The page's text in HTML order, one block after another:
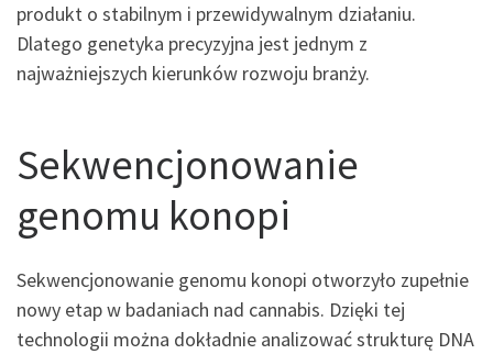
produkt o stabilnym i przewidywalnym działaniu.
Dlatego genetyka precyzyjna jest jednym z
najważniejszych kierunków rozwoju branży.
Sekwencjonowanie
genomu konopi
Sekwencjonowanie genomu konopi otworzyło zupełnie
nowy etap w badaniach nad cannabis. Dzięki tej
technologii można dokładnie analizować strukturę DNA